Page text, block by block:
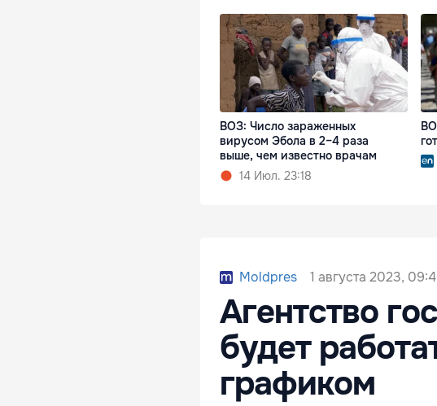
ВОЗ: Число зараженных
вирусом Эбола в 2–4 раза
выше, чем известно врачам
14 Июл. 23:18
Moldpres 1 августа 2023,
Агентство
будет
графиком